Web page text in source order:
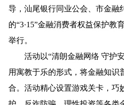
导，汕尾银行同业公会、市金融
的“3·15”金融消费者权益保护教
举行。
活动以“清朗金融网络 守护安
用寓教于乐的形式，将金融知识
合。活动精心设置游戏关卡，巧